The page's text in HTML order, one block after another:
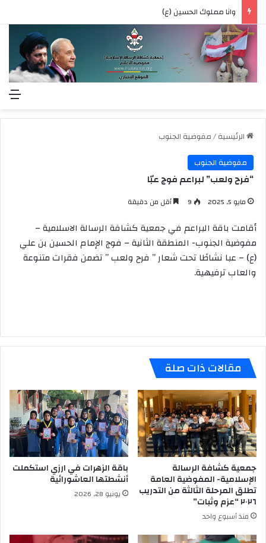
وانا مملوك الحسين (ع)
الرئيسية/مفوضية الجنوب
مفوضية الجنوب
“فرح ولعب” لبراعم فوج عبّا
مايو 5, 2025 9 أقل من دقيقة
أقامت باقة البراعم في جمعية كشافة الرسالة الاسلامية –
مفوضية الجنوب- المنطقة الثانية – فوج الإمام الحسين بن علي
(ع) – عبا نشاطًا تحت شعار ” فرح ولعب ” تضمن فقرات متنوعة
والعاب ترفيهية.
مقالات ذات صلة
جمعية كشافة الرسالة
الإسلامية- المفوضية العامة
تطلق المرحلة الثالثة من التدريب
٢٠٢٦ “عزم وثبات”
منذ أسبوع واحد
باقة الزهرات في ارزي استكملت
أنشطتها العاشورائية
يونيو 28, 2026